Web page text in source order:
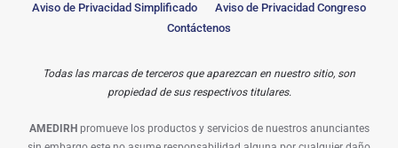
Aviso de Privacidad Simplificado
Aviso de Privacidad Congreso
Contáctenos
Todas las marcas de terceros que aparezcan en nuestro sitio, son
propiedad de sus respectivos titulares.
AMEDIRH promueve los productos y servicios de nuestros anunciantes